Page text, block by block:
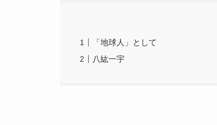
「地球人」として
八紘一宇